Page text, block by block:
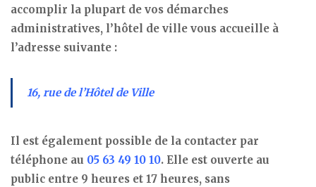
accomplir la plupart de vos démarches
administratives, l’hôtel de ville vous accueille à
l’adresse suivante :
16, rue de l’Hôtel de Ville
Il est également possible de la contacter par
téléphone au 05 63 49 10 10. Elle est ouverte au
public entre 9 heures et 17 heures, sans